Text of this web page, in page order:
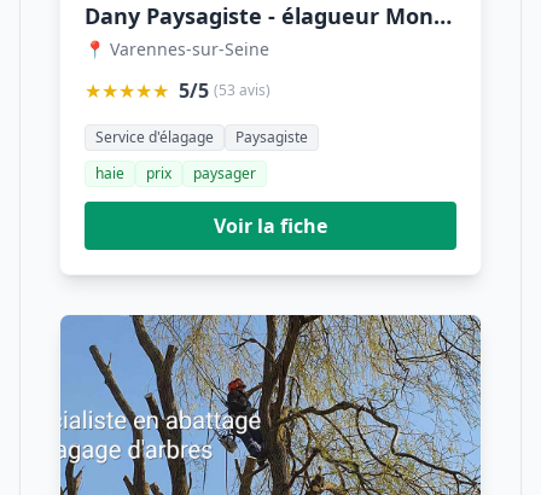
Dany Paysagiste - élagueur Montereau Fault Yonne : Jardinier espaces verts Cannes Ecluses
📍 Varennes-sur-Seine
★★★★★ 5/5 (53 avis)
Service d'élagage
Paysagiste
haie
prix paysager
Voir la fiche